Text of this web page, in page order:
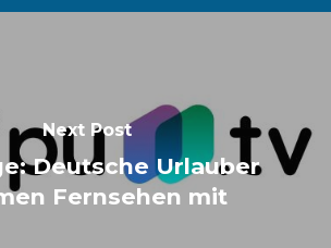
Next Post
Deutsche Urlauber
Fernsehen mit